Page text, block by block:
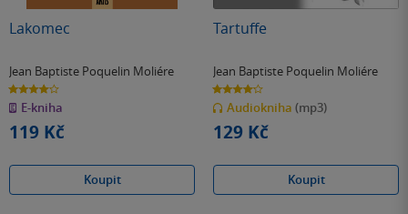
Lakomec
Jean Baptiste Poquelin Moliére
4.0
z
5
hvězdiček
E-kniha
119 Kč
Koupit
Tartuffe
Jean Baptiste Poquelin Moliére
4.2
z
5
hvězdiček
Audiokniha (mp3)
129 Kč
Koupit